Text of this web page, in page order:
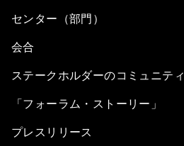
センター（部門）
会合
ステークホルダーのコミュニティ
「フォーラム・ストーリー」
プレスリリース